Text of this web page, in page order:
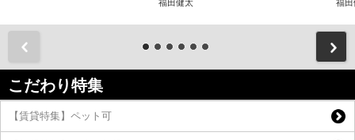
福田健太 福田
こだわり特集
【賃貸特集】ペット可